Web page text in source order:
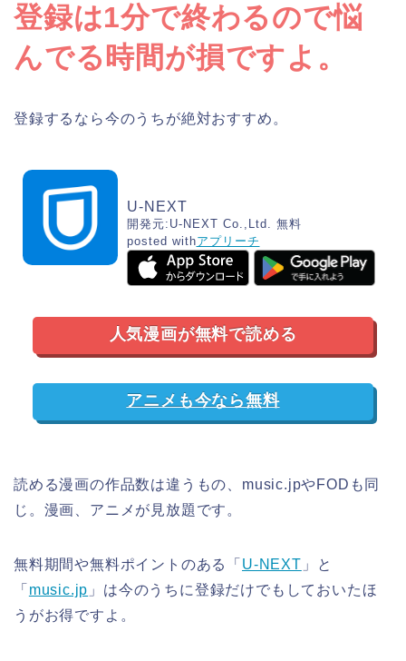
登録は1分で終わるので悩
んでる時間が損ですよ。
登録するなら今のうちが絶対おすすめ。
U-NEXT
開発元: U-NEXT Co.,Ltd. 無料
posted withアプリーチ
人気漫画が無料で読める
アニメも今なら無料
読める漫画の作品数は違うもの、music.jpやFODも同
じ。漫画、アニメが見放題です。
無料期間や無料ポイントのある「 U-NEXT 」と
「 music.jp 」は今のうちに登録だけでもしておいたほ
うがお得ですよ。